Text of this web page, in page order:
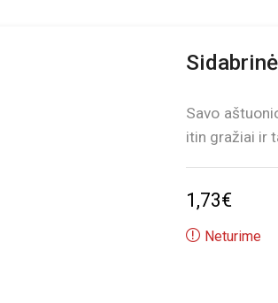
Savo
itin gražiai ir
1,73€
Neturime